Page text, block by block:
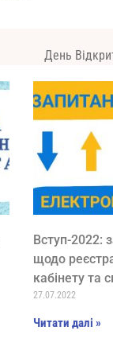
День
Вступ-2022:
щодо
кабінету та
27.07.2022
Читати далі »